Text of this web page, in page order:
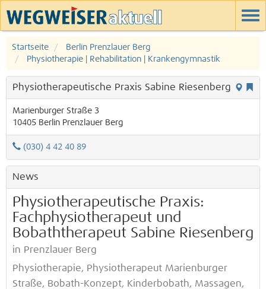
Startseite
Berlin Prenzlauer Berg
Physiotherapie | Rehabilitation | Krankengymnastik
Physiotherapeutische Praxis Sabine Riesenberg
Marienburger Straße 3
10405 Berlin Prenzlauer Berg
(030) 4 42 40 89
News
Physiotherapeutische Praxis:
Fachphysiotherapeut und
Bobaththerapeut Sabine Riesenberg
in Prenzlauer Berg
Physiotherapie, Physiotherapeut Marienburger
Straße, Bobath-Konzept, Kinderbobath, Massagen,